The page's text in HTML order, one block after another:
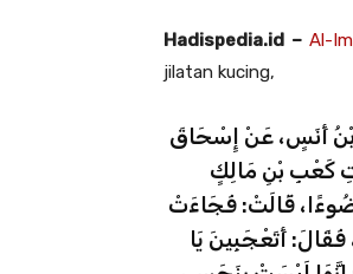
Hadispedia.id –Al-
jilatan kucing,
بْنُ أَنَسٍ، عَنْ إِسْحَاقَ
كَعْبِ بْنِ مَالِكٍ
قَالَتْ: فَجَاءَتْ
أَتَعْجَبِينَ يَا